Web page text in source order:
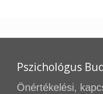
Pszichológus
Önértékelési,